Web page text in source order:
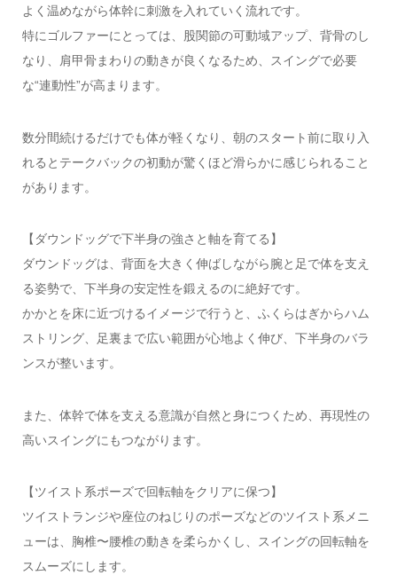
よく温めながら体幹に刺激を入れていく流れです。
特にゴルファーにとっては、股関節の可動域アップ、背骨のし
なり、肩甲骨まわりの動きが良くなるため、スイングで必要
な“連動性”が高まります。
数分間続けるだけでも体が軽くなり、朝のスタート前に取り入
れるとテークバックの初動が驚くほど滑らかに感じられること
があります。
【ダウンドッグで下半身の強さと軸を育てる】
ダウンドッグは、背面を大きく伸ばしながら腕と足で体を支え
る姿勢で、下半身の安定性を鍛えるのに絶好です。
かかとを床に近づけるイメージで行うと、ふくらはぎからハム
ストリング、足裏まで広い範囲が心地よく伸び、下半身のバラ
ンスが整います。
また、体幹で体を支える意識が自然と身につくため、再現性の
高いスイングにもつながります。
【ツイスト系ポーズで回転軸をクリアに保つ】
ツイストランジや座位のねじりのポーズなどのツイスト系メニ
ューは、胸椎〜腰椎の動きを柔らかくし、スイングの回転軸を
スムーズにします。